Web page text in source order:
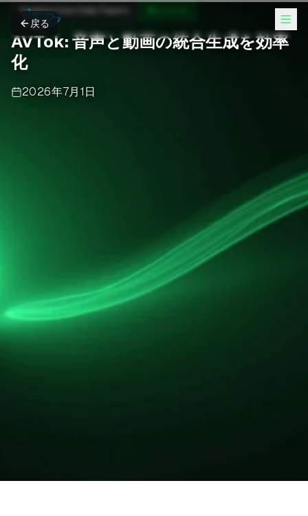
戻る
Hugging Face Daily Papers
AVTok: 音声と動画の統合生成を効率
化
2026年7月1日